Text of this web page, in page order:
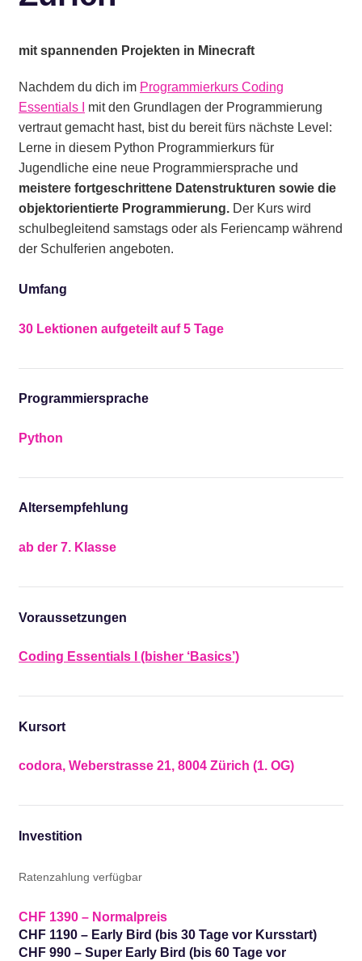
mit spannenden Projekten in Minecraft
Nachdem du dich im Programmierkurs Coding
Essentials I
mit den Grundlagen der Programmierung
vertraut gemacht hast, bist du bereit fürs nächste Level:
Lerne in diesem Python Programmierkurs für
Jugendliche eine neue Programmiersprache und
meistere fortgeschrittene Datenstrukturen sowie die
objektorientierte Programmierung. Der Kurs wird
schulbegleitend samstags oder als Feriencamp während
der Schulferien angeboten.
Umfang
30 Lektionen aufgeteilt auf 5 Tage
Programmiersprache
Python
Altersempfehlung
ab der 7. Klasse
Voraussetzungen
Coding Essentials I (bisher ‘Basics’)
Kursort
codora, Weberstrasse 21, 8004 Zürich (1. OG)
Investition
Ratenzahlung verfügbar
CHF 1390 – Normalpreis
CHF 1190 – Early Bird (bis 30 Tage vor Kursstart)
CHF 990 – Super Early Bird (bis 60 Tage vor